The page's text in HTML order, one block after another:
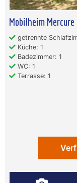
Mobilheim Mercure
getrennte
Küche: 1
Badezimmer: 1
WC: 1
Terrasse: 1